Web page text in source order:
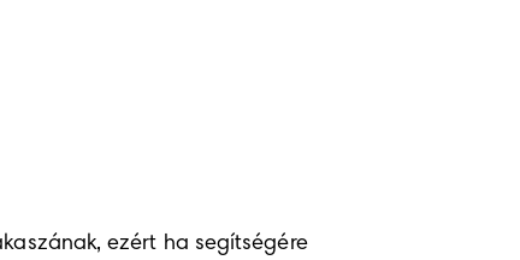
ezért ha segítségére